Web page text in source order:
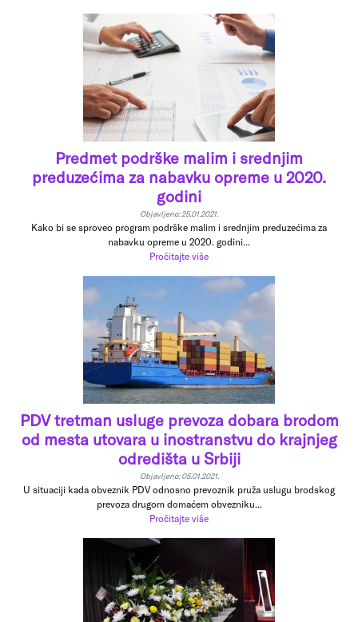
Predmet podrške malim i srednjim
preduzećima za nabavku opreme u 2020.
godini
Objavljeno: 25.01.2021.
Kako bi se sproveo program podrške malim i srednjim preduzećima za
nabavku opreme u 2020. godini...
Pročitajte više
PDV tretman usluge prevoza dobara brodom
od mesta utovara u inostranstvu do krajnjeg
odredišta u Srbiji
Objavljeno: 05.01.2021.
U situaciji kada obveznik PDV odnosno prevoznik pruža uslugu brodskog
prevoza drugom domaćem obvezniku...
Pročitajte više